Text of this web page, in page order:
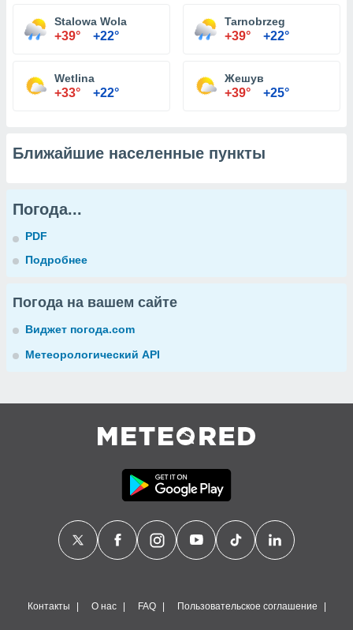
Stalowa Wola
+39° +22°
Tarnobrzeg
+39° +22°
Wetlina
+33° +22°
Жешув
+39° +25°
Ближайшие населенные пункты
Погода...
PDF
Подробнее
Погода на вашем сайте
Виджет погода.com
Метеорологический API
Контакты О нас FAQ Пользовательское соглашение